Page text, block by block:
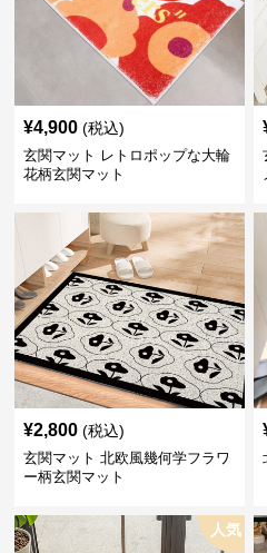
¥4,900 (税込)
玄関マット レトロポップな大輪
花柄玄関マット
¥2,800 (税込)
玄関マット 北欧風幾何学フラワ
ー柄玄関マット
人気